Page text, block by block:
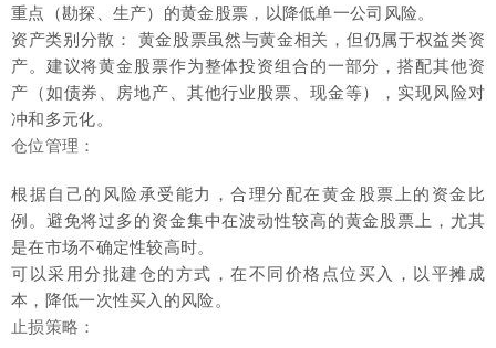
重点（勘探、生产）的黄金股票，以降低单一公司风险。
资产类别分散： 黄金股票虽然与黄金相关，但仍属于权益类资
产。建议将黄金股票作为整体投资组合的一部分，搭配其他资
产（如债券、房地产、其他行业股票、现金等），实现风险对
冲和多元化。
仓位管理：
根据自己的风险承受能力，合理分配在黄金股票上的资金比
例。避免将过多的资金集中在波动性较高的黄金股票上，尤其
是在市场不确定性较高时。
可以采用分批建仓的方式，在不同价格点位买入，以平摊成
本，降低一次性买入的风险。
止损策略：